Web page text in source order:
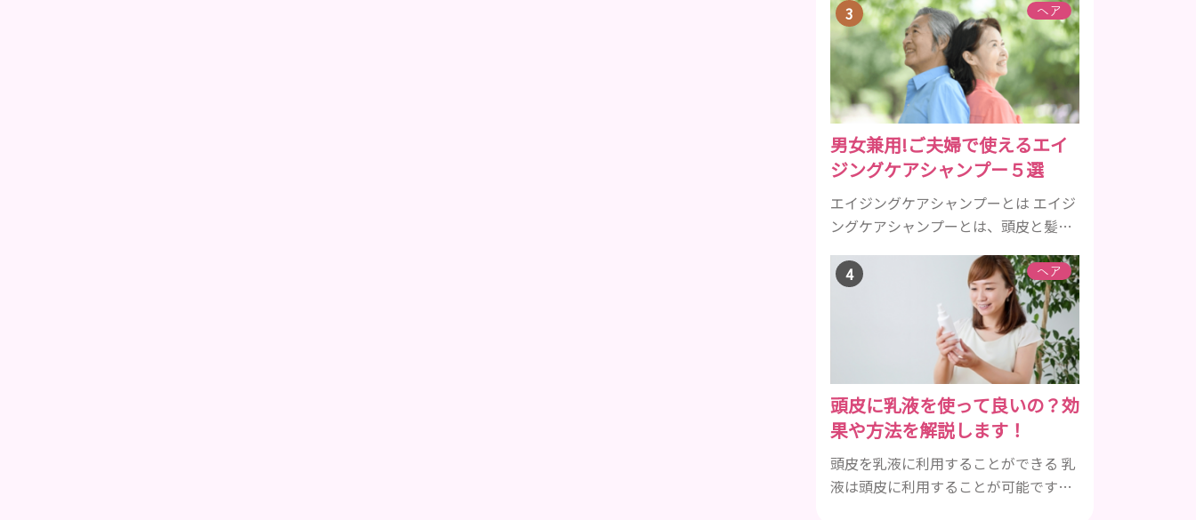
ーの症状を解説しますね。 歯磨き粉に
含まれるアレルギーを起こすおそれの
ある成分 まず、普段お使いの歯磨き粉
に含まれているどの成分にアレルギー
を引き起こすおそれがあるのかを説明
しますね。 •フッ素･･･歯の表面のエナ
メルを守り強くしたり、虫歯と防ぐ働
きを持つ成分 •香味料 ･･･歯磨き粉の風
味や爽...
ヘア
男女兼用!ご夫婦で使えるエイ
ジングケアシャンプー５選
エイジングケアシャンプーとは エイジ
ングケアシャンプーとは、頭皮と髪の
分を配合したエイジングケア効果の高
いシャンプーのことです。 加齢ととも
に気になるのは、髪のボリュームやハ
リやコシ、ツヤなどがなくなってくる
ことや、抜け毛や薄毛、白髪など様々
です。 自分の改善したい症状に効果的
なエイジングケアシャンプーを使うこ
とが大事です。 一般的に頭皮環境をよ
くするには、アミノ...
ヘア
頭皮に乳液を使って良いの？効
果や方法を解説します！
頭皮を乳液に利用することができる 乳
液は頭皮に利用することが可能です。